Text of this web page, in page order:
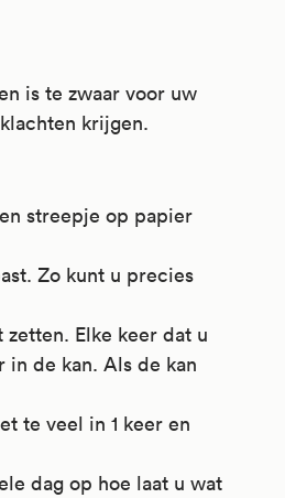
is te zwaar voor uw
krijgen.
streepje op papier
Zo kunt u precies
zetten. Elke keer dat u
de kan. Als de kan
te veel in 1 keer en
dag op hoe laat u wat